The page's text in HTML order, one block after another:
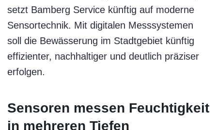
setzt Bamberg Service künftig auf moderne
Sensortechnik. Mit digitalen Messsystemen
soll die Bewässerung im Stadtgebiet künftig
effizienter, nachhaltiger und deutlich präziser
erfolgen.
Sensoren messen Feuchtigkeit
in mehreren Tiefen